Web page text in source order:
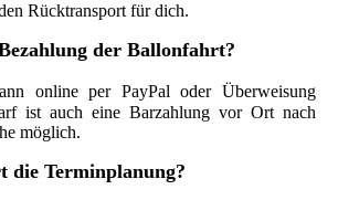
Rücktransport für dich.
der Ballonfahrt?
online per PayPal oder Überweisung
ist auch eine Barzahlung vor Ort nach
möglich.
die Terminplanung?